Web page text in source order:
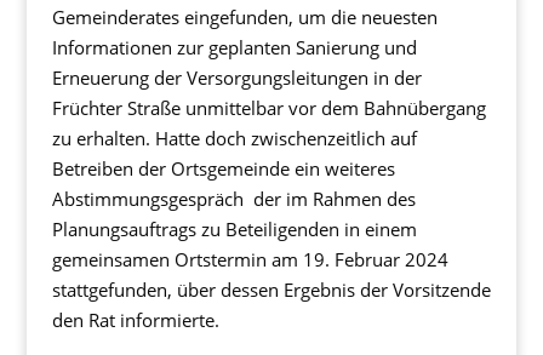
Gemeinderates eingefunden, um die neuesten
Informationen zur geplanten Sanierung und
Erneuerung der Versorgungsleitungen in der
Früchter Straße unmittelbar vor dem Bahnübergang
zu erhalten. Hatte doch zwischenzeitlich auf
Betreiben der Ortsgemeinde ein weiteres
Abstimmungsgespräch der im Rahmen des
Planungsauftrags zu Beteiligenden in einem
gemeinsamen Ortstermin am 19. Februar 2024
stattgefunden, über dessen Ergebnis der Vorsitzende
den Rat informierte.